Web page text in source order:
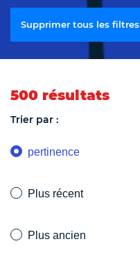
Supprimer tous les filtres
500 résultats
Trier par :
pertinence
Plus récent
Plus ancien